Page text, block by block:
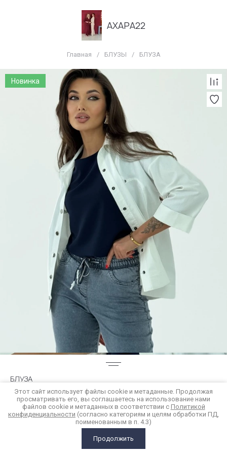
АХАРА22
Главная / БЛУЗЫ / БЛУЗА
Новинка
БЛУЗА
6 300 р.
Купить в 1 клик
КОРЗИНА
Этот сайт использует файлы cookie и метаданные. Продолжая
просматривать его, вы соглашаетесь на использование нами
файлов cookie и метаданных в соответствии с Политикой
конфиденциальности (согласно категориям и целям обработки ПД,
поименованным в п. 4.3)
Продолжить